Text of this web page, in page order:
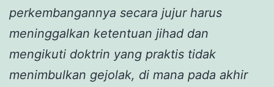
perkembangannya secara jujur harus
meninggalkan ketentuan jihad dan
mengikuti doktrin yang praktis tidak
menimbulkan gejolak, di mana pada akhir